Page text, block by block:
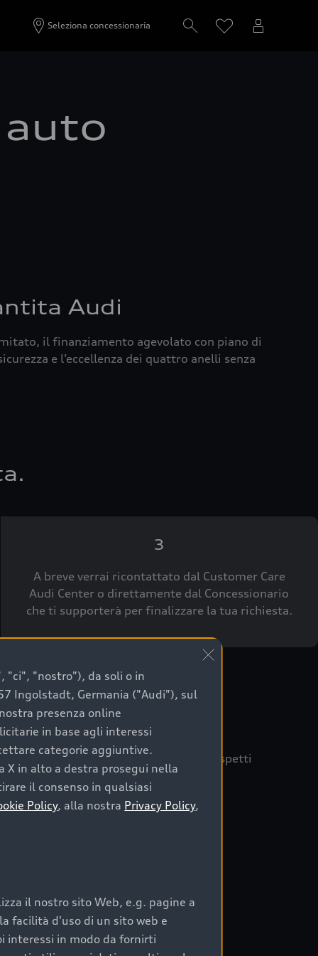
Seleziona concessionaria
Audi
il finanziamento agevolato con piano di
e l’eccellenza dei quattro anelli senza
3
A breve verrai ricontattato dal Customer Care
Audi Center o direttamente dal Concessionario
che ti supporterà per finalizzare la tua richiesta.
sicuro, è essenziale considerare aspetti
Prima Scelta :plus
nel tempo;
"ci", "nostro"), da soli o in
Ingolstadt, Germania ("Audi"), sul
presenza online
in base agli interessi
categorie aggiuntive.
in alto a destra prosegui nella
il consenso in qualsiasi
Policy, alla nostra Privacy Policy,
il nostro sito Web, e.g. pagine a
facilità d'uso di un sito web e
interessi in modo da fornirti